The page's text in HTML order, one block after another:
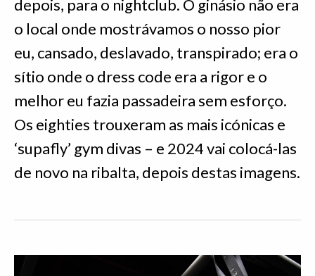
depois, para o nightclub. O ginásio não era
o local onde mostrávamos o nosso pior
eu, cansado, deslavado, transpirado; era o
sítio onde o dress code era a rigor e o
melhor eu fazia passadeira sem esforço.
Os eighties trouxeram as mais icónicas e
‘supafly’ gym divas – e 2024 vai colocá-las
de novo na ribalta, depois destas imagens.